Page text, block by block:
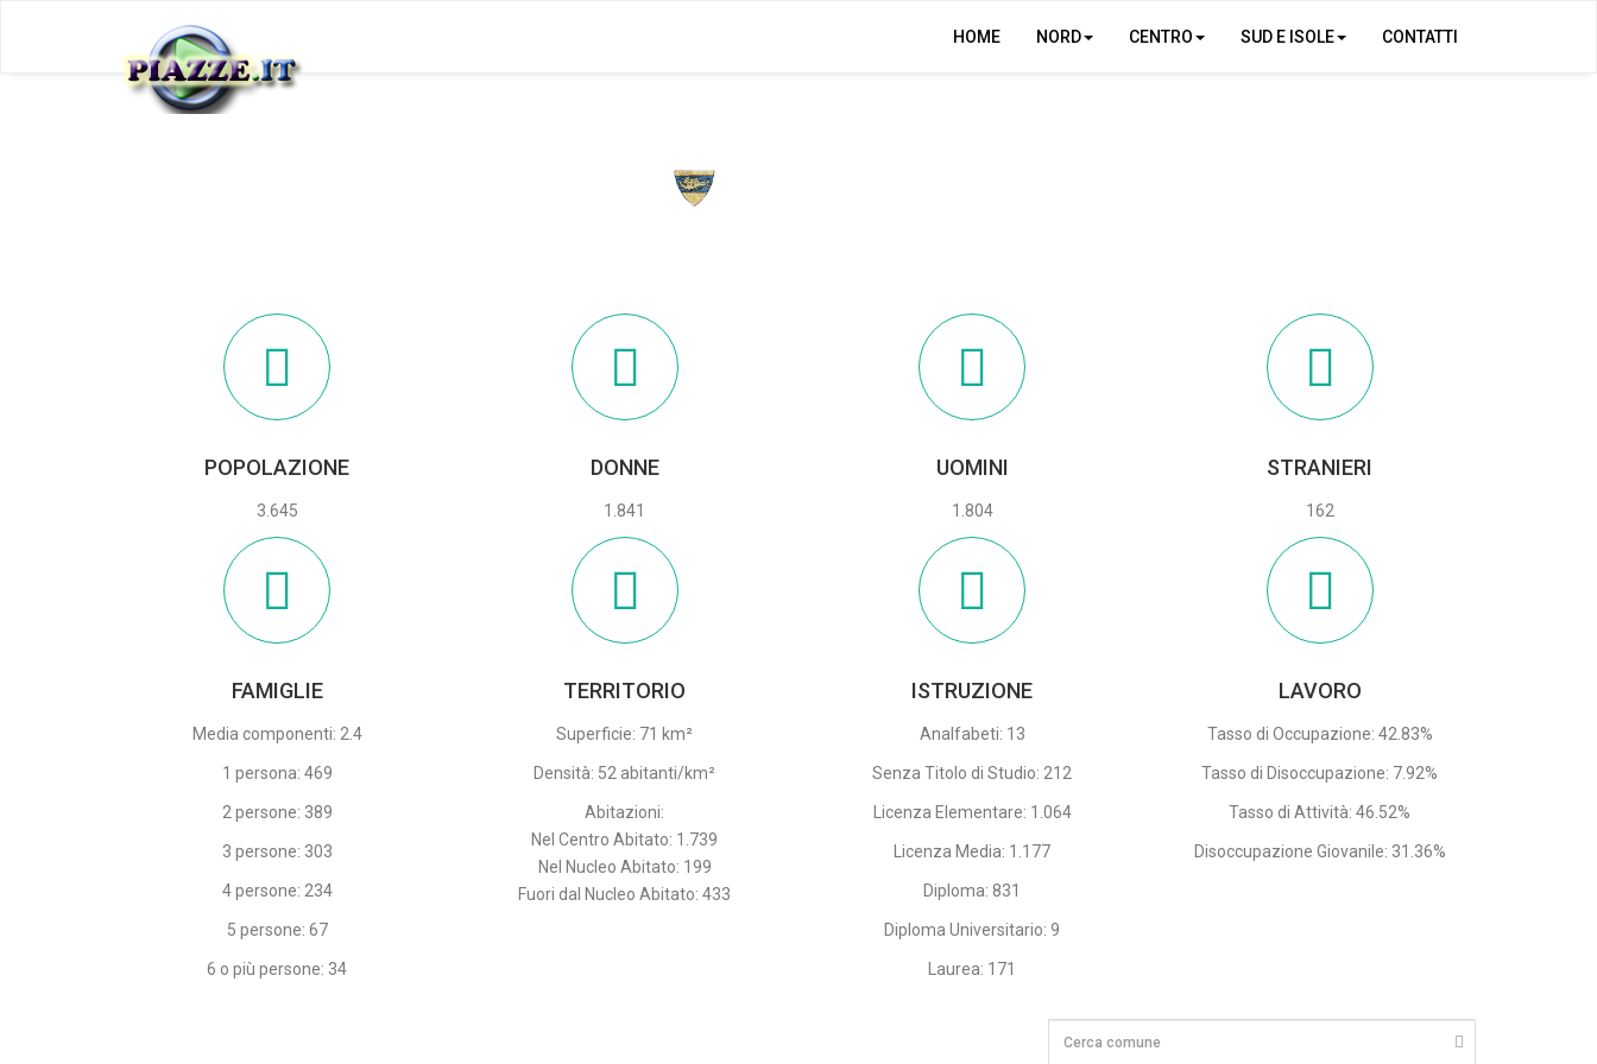
HOME NORD CENTRO SUD E ISOLE CONTATTI
POPOLAZIONE
3.645
DONNE
1.841
UOMINI
1.804
STRANIERI
162
FAMIGLIE
Media componenti: 2.4
1 persona: 469
2 persone: 389
3 persone: 303
4 persone: 234
5 persone: 67
6 o più persone: 34
TERRITORIO
Superficie: 71 km²
Densità: 52 abitanti/km²
Abitazioni:
Nel Centro Abitato: 1.739
Nel Nucleo Abitato: 199
Fuori dal Nucleo Abitato: 433
ISTRUZIONE
Analfabeti: 13
Senza Titolo di Studio: 212
Licenza Elementare: 1.064
Licenza Media: 1.177
Diploma: 831
Diploma Universitario: 9
Laurea: 171
LAVORO
Tasso di Occupazione: 42.83%
Tasso di Disoccupazione: 7.92%
Tasso di Attività: 46.52%
Disoccupazione Giovanile: 31.36%